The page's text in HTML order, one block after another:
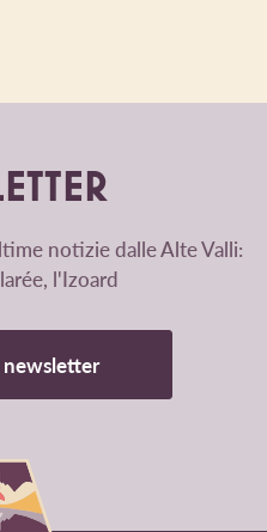
notizie dalle Alte Valli:
l'Izoard